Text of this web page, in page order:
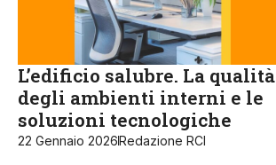
L’edificio salubre. La qualità
degli ambienti interni e le
soluzioni tecnologiche
22 Gennaio 2026Redazione RCI